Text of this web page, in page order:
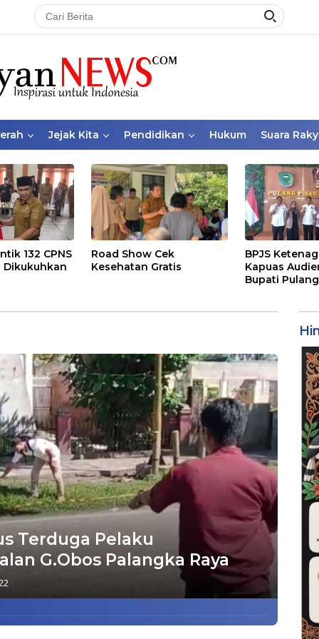
Jejak Kita Pendidikan Hukum Suara
132 CPNS
Dikukuhkan
Road Show Cek
Kesehatan Gratis
BPJS
Kapuas
Bupati
Terduga Pelaku
G.Obos Palangka Raya